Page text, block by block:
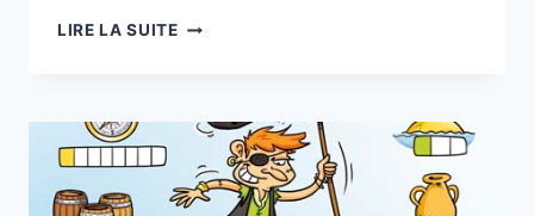
LIRE LA SUITEJEUX